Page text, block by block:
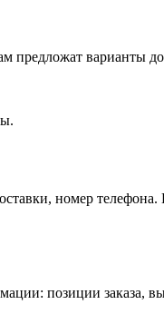
предложат варианты
номер телефона.
позиции заказа,